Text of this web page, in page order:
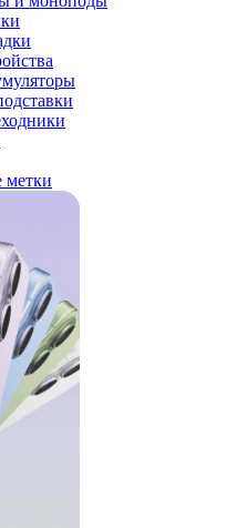
метки